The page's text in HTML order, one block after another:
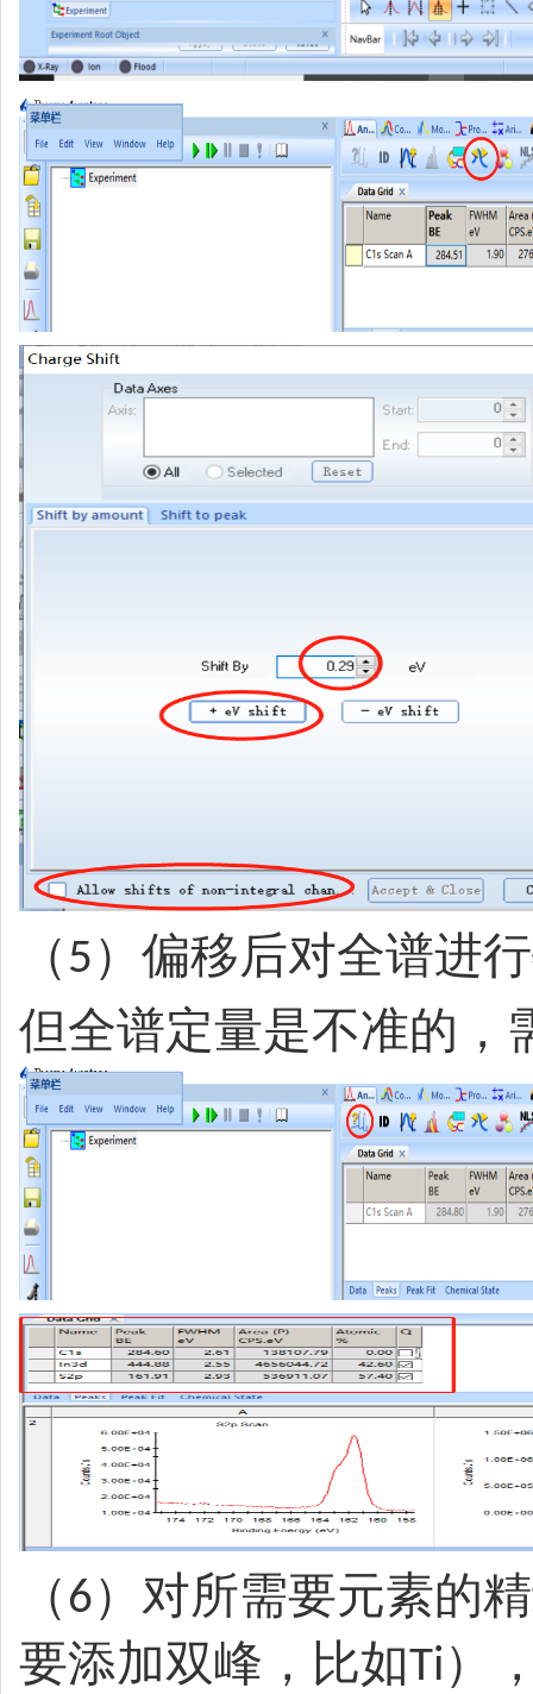
（ 5 ）偏移后对全谱进
但全谱定量是不准的，
（6）对所需要元素的
要添加双峰，比如Ti ）